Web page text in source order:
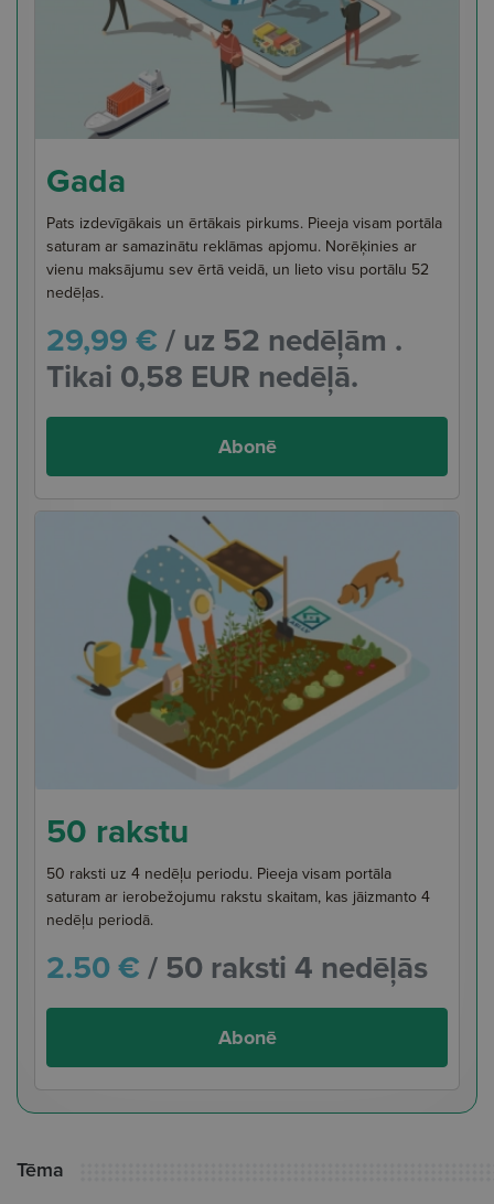
Gada
Pats izdevīgākais un ērtākais pirkums. Pieeja visam portāla
saturam ar samazinātu reklāmas apjomu. Norēķinies ar
vienu maksājumu sev ērtā veidā, un lieto visu portālu 52
nedēļas.
29,99 € / uz 52 nedēļām .
Tikai 0,58 EUR nedēļā.
Abonē
50 rakstu
50 raksti uz 4 nedēļu periodu. Pieeja visam portāla
saturam ar ierobežojumu rakstu skaitam, kas jāizmanto 4
nedēļu periodā.
2.50 € / 50 raksti 4 nedēļās
Abonē
Tēma